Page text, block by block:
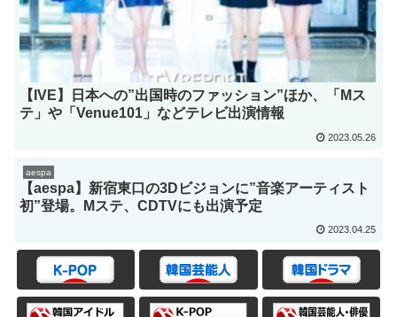
【IVE】日本への”出国時のファッション”ほか、「Mス
テ」や「Venue101」などテレビ出演情報
2023.05.26
aespa
【aespa】新宿東口の3Dビジョンに”音楽アーティスト
初”登場。Mステ、CDTVにも出演予定
2023.04.25